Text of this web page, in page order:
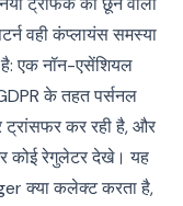
वही कंप्लायंस समस्या
एक नॉन-एसेंशियल
के तहत पर्सनल
ट्रांसफर कर रही है, और
कोई रेगुलेटर देखे। यह
क्या कलेक्ट करता है,